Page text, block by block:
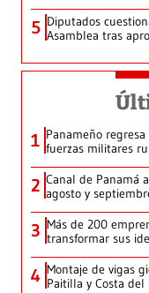
5 Diputados
Asamblea tras
1 Panameño
fuerzas militares
2 Canal de Panamá
agosto y
3 Más de 200
transformar sus
4 Montaje de vigas
Paitilla y Costa del